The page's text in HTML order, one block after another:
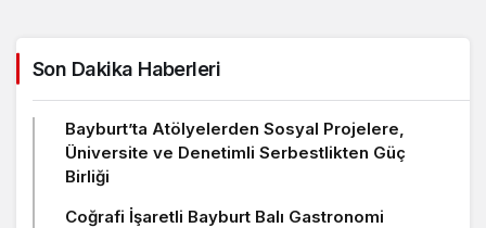
Son Dakika Haberleri
Bayburt’ta Atölyelerden Sosyal Projelere,
Üniversite ve Denetimli Serbestlikten Güç
Birliği
Coğrafi İşaretli Bayburt Balı Gastronomi